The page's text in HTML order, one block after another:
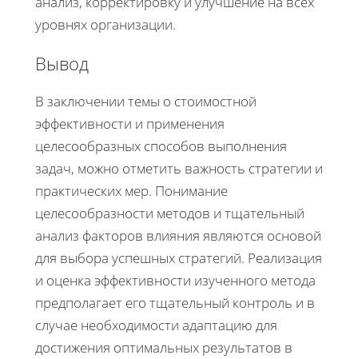
уровнях организации.
Вывод
В заключении темы о стоимостной
эффективности и применения
целесообразных способов выполнения
задач, можно отметить важность стратегии и
практических мер. Понимание
целесообразности методов и тщательный
анализ факторов влияния являются основой
для выбора успешных стратегий. Реализация
и оценка эффективности изученного метода
предполагает его тщательный контроль и в
случае необходимости адаптацию для
достижения оптимальных результатов в